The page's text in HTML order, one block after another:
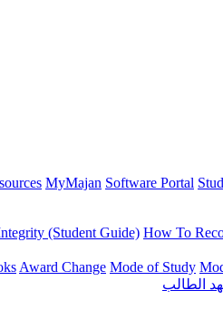
MyMajan Software Portal
(Student Guide) How To
Award Change Mode of Study
الطالب